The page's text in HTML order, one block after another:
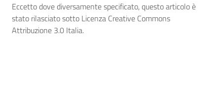
Eccetto dove diversamente specificato, questo articolo è
stato rilasciato sotto Licenza Creative Commons
Attribuzione 3.0 Italia.